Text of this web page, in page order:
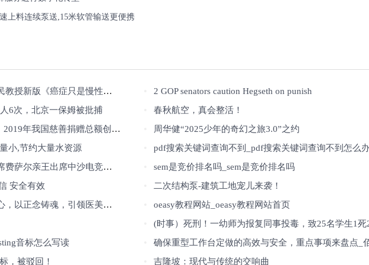
上料连续泵送,15米软管输送更便携
症只是慢性病》读者见面会圆满举行
2 GOP senators caution Hegseth on punish
6次，北京一保姆被批捕
春秋航空，真会整活！
我国慈善捐赠总额创历史新高
周华健“2025少年的奇幻之旅3.0”之约
小,节约大量水资源
pdf搜索关键词查询不到_pdf搜索关键词查询不到怎么
王出席中沙电竞文化主题周活动
sem是竞价排名吗_sem是竞价排名吗
安全有效
二次结构泵-建筑工地宠儿来袭！
铸魂，引领医美行业规范化发展
oeasy教程网站_oeasy教程网站首页
(时事）死刑！一幼师为报复同事投毒，致25名学生1死24
音标怎么写读
确保重型工作台定做的高效与安全，重点事项来盘点_佰斯特
，被驳回！
吉隆坡：现代与传统的交响曲